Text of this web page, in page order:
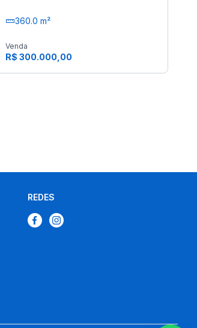
360.0 m²
Venda
R$ 300.000,00
REDES